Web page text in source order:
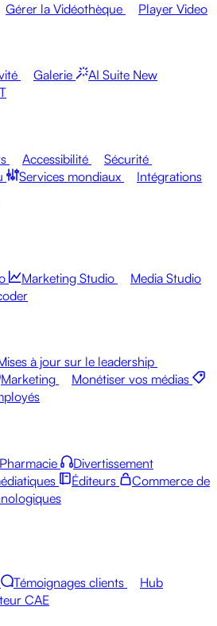
Gérer la Vidéothèque Player Video
Galerie AI Suite New
Accessibilité
Sécurité
Services mondiaux
Intégrations
Marketing Studio
Media Studio
à jour sur le leadership
Marketing
Monétiser vos médias
Divertissement
Éditeurs
Commerce de
Témoignages clients
Hub
CAE